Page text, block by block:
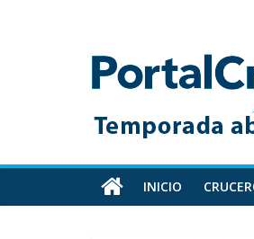
Toda
información
cruceros
en
un
INICIO